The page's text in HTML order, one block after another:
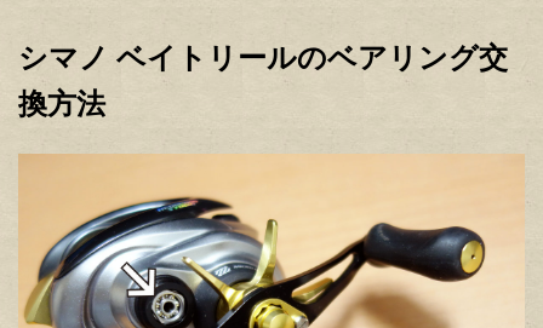
シマノ ベイトリールのベアリング交
換方法